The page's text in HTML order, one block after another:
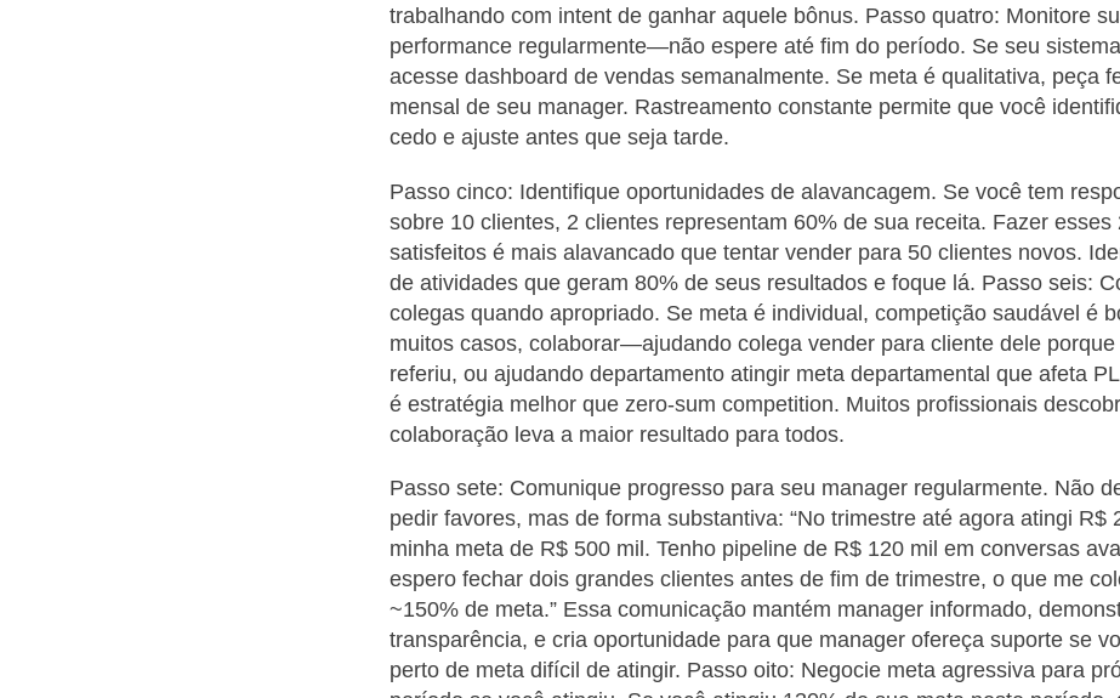
trabalhando com intent de ganhar aquele bônus. Passo quatro: Monitore
performance regularmente—não espere até fim do período. Se seu
acesse dashboard de vendas semanalmente. Se meta é qualitativa, peça
mensal de seu manager. Rastreamento constante permite que você
cedo e ajuste antes que seja tarde.
Passo cinco: Identifique oportunidades de alavancagem. Se você tem
sobre 10 clientes, 2 clientes representam 60% de sua receita. Fazer esses
satisfeitos é mais alavancado que tentar vender para 50 clientes novos.
de atividades que geram 80% de seus resultados e foque lá. Passo seis:
colegas quando apropriado. Se meta é individual, competição saudável é
muitos casos, colaborar—ajudando colega vender para cliente dele porque
referiu, ou ajudando departamento atingir meta departamental que afeta
é estratégia melhor que zero-sum competition. Muitos profissionais
colaboração leva a maior resultado para todos.
Passo sete: Comunique progresso para seu manager regularmente. Não
pedir favores, mas de forma substantiva: “No trimestre até agora atingi R$
minha meta de R$ 500 mil. Tenho pipeline de R$ 120 mil em conversas
espero fechar dois grandes clientes antes de fim de trimestre, o que me
~150% de meta.” Essa comunicação mantém manager informado,
transparência, e cria oportunidade para que manager ofereça suporte se
perto de meta difícil de atingir. Passo oito: Negocie meta agressiva para